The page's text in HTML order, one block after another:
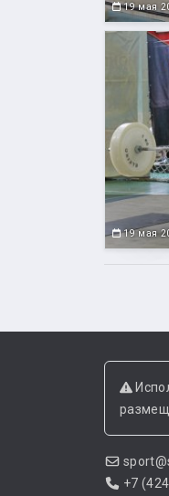
19 мая
19 мая
+7